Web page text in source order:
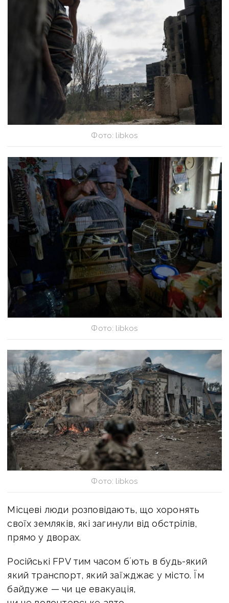
Фото: libkos
Фото: libkos
Фото: libkos
Місцеві люди розповідають, що хоронять
своїх земляків, які загинули від обстрілів,
прямо у дворах.
Російські FPV тим часом бʼють в будь-який
який транспорт, який заїжджає у місто. Їм
байдуже — чи це евакуація,